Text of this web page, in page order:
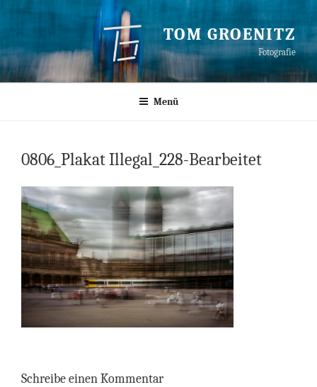
TOM GROENITZ
Fotografie
Menü
0806_Plakat Illegal_228-Bearbeitet
Schreibe einen Kommentar